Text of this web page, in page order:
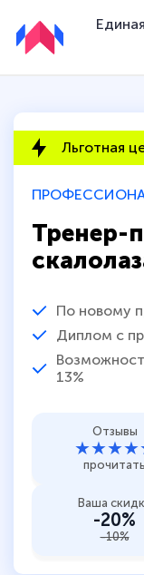
Тренер-
По новому
Диплом с
13%
Льготная
Отзывы
прочитать
Ваша
-20%
-10%